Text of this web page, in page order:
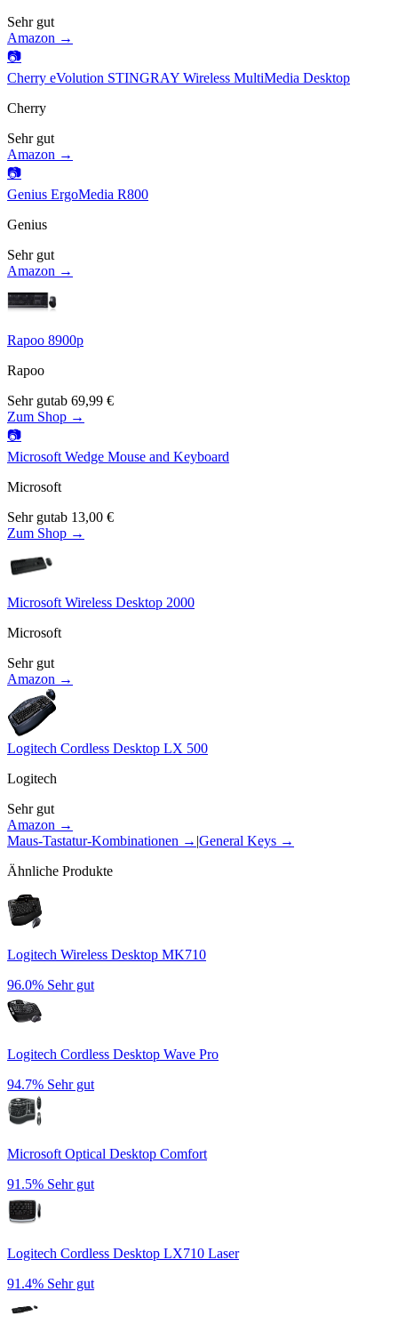
Sehr gut
Amazon →
📷
Cherry eVolution STINGRAY Wireless MultiMedia Desktop
Cherry
Sehr gut
Amazon →
📷
Genius ErgoMedia R800
Genius
Sehr gut
Amazon →
Rapoo 8900p
Rapoo
Sehr gutab 69,99 €
Zum Shop →
📷
Microsoft Wedge Mouse and Keyboard
Microsoft
Sehr gutab 13,00 €
Zum Shop →
Microsoft Wireless Desktop 2000
Microsoft
Sehr gut
Amazon →
Logitech Cordless Desktop LX 500
Logitech
Sehr gut
Amazon →
Maus-Tastatur-Kombinationen → |General Keys →
Ähnliche Produkte
Logitech Wireless Desktop MK710
96.0% Sehr gut
Logitech Cordless Desktop Wave Pro
94.7% Sehr gut
Microsoft Optical Desktop Comfort
91.5% Sehr gut
Logitech Cordless Desktop LX710 Laser
91.4% Sehr gut